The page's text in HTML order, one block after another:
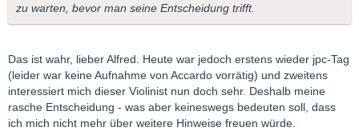
zu warten, bevor man seine Entscheidung trifft.
Das ist wahr, lieber Alfred. Heute war jedoch erstens wieder jpc-Tag
(leider war keine Aufnahme von Accardo vorrätig) und zweitens
interessiert mich dieser Violinist nun doch sehr. Deshalb meine
rasche Entscheidung - was aber keineswegs bedeuten soll, dass
ich mich nicht mehr über weitere Hinweise freuen würde.